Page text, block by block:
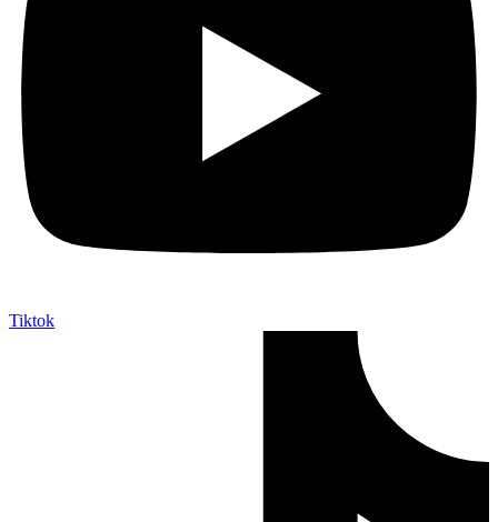
Tiktok